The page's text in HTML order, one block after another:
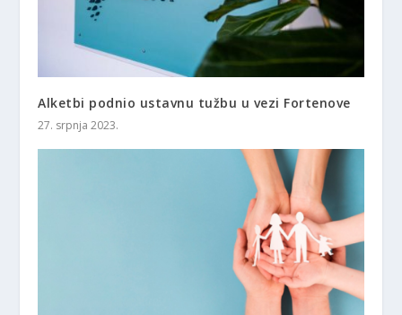
Alketbi podnio ustavnu tužbu u vezi Fortenove
27. srpnja 2023.